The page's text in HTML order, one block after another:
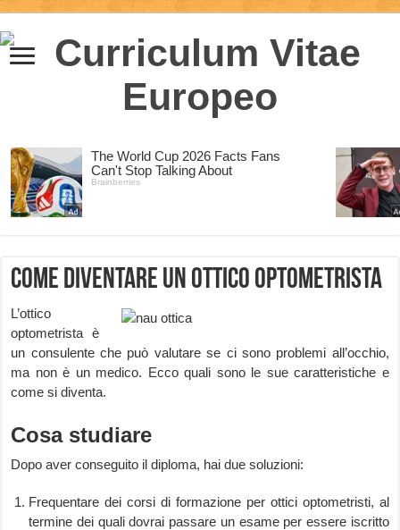
Come diventare un Ottico Optometrista
L’ottico
optometrista è
un consulente che può valutare se ci sono problemi all’occhio,
ma non è un medico. Ecco quali sono le sue caratteristiche e
come si diventa.
Cosa studiare
Dopo aver conseguito il diploma, hai due soluzioni:
Frequentare dei corsi di formazione per ottici optometristi, al
termine dei quali dovrai passare un esame per essere iscritto